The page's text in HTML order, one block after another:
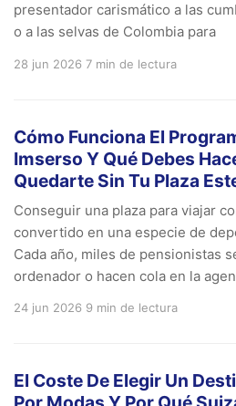
presentador carismático a las
o a las selvas de Colombia para
28 jun 2026 7 min de lectura
Cómo Funciona El
Imserso Y Qué Debes
Quedarte Sin Tu Plaza
Conseguir una plaza para viajar
convertido en una especie de
Cada año, miles de pensionistas
ordenador o hacen cola en la
24 jun 2026 9 min de lectura
El Coste De Elegir Un